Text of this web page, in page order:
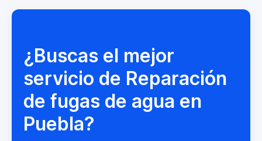
¿Buscas el mejor
servicio de Reparación
de fugas de agua en
Puebla?